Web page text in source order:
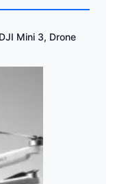
Mini 3, Drone